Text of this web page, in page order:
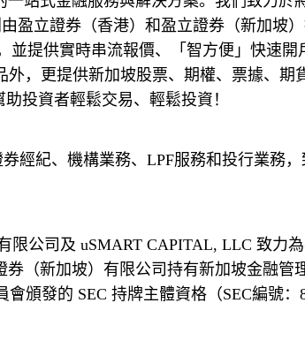
盈立證券（香港）和盈立證券（新加坡
提供實時串流報價、「智方便」快速開
，更提供新加坡股票、期權、票據、期
投資者輕鬆交易、輕鬆投資！
（新加坡）有限公司持有新加坡金融管
頒發的 SEC 持牌主體資格（SEC編號